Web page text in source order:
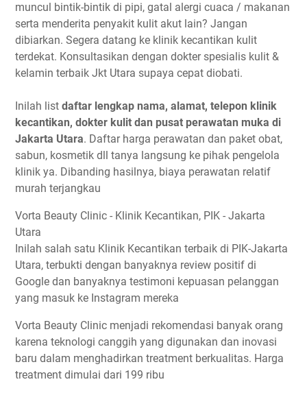
muncul bintik-bintik di pipi, gatal alergi cuaca / makanan
serta menderita penyakit kulit akut lain? Jangan
dibiarkan. Segera datang ke klinik kecantikan kulit
terdekat. Konsultasikan dengan dokter spesialis kulit &
kelamin terbaik Jkt Utara supaya cepat diobati.
Inilah list daftar lengkap nama, alamat, telepon klinik
kecantikan, dokter kulit dan pusat perawatan muka di
Jakarta Utara. Daftar harga perawatan dan paket obat,
sabun, kosmetik dll tanya langsung ke pihak pengelola
klinik ya. Dibanding hasilnya, biaya perawatan relatif
murah terjangkau
Vorta Beauty Clinic - Klinik Kecantikan, PIK - Jakarta
Utara
Inilah salah satu Klinik Kecantikan terbaik di PIK-Jakarta
Utara, terbukti dengan banyaknya review positif di
Google dan banyaknya testimoni kepuasan pelanggan
yang masuk ke Instagram mereka
Vorta Beauty Clinic menjadi rekomendasi banyak orang
karena teknologi canggih yang digunakan dan inovasi
baru dalam menghadirkan treatment berkualitas. Harga
treatment dimulai dari 199 ribu